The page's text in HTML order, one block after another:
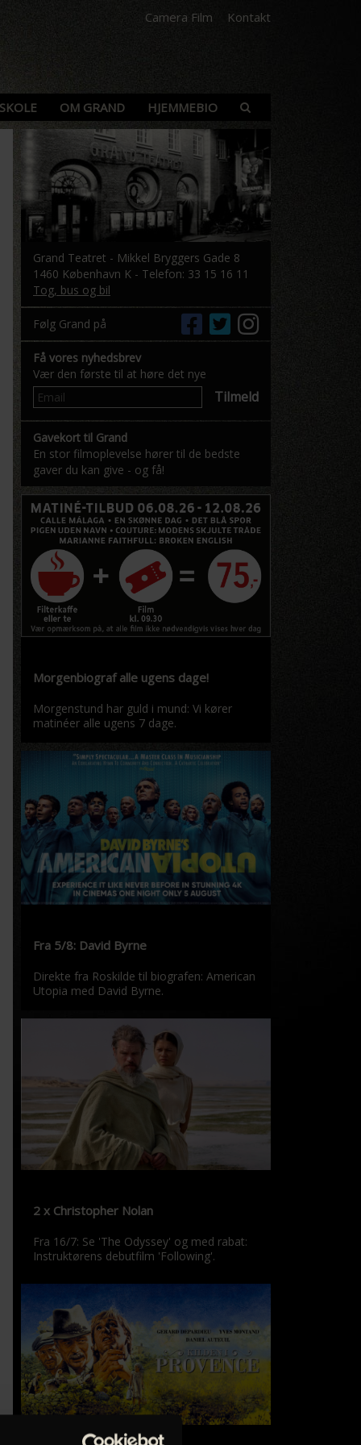
Camera Film Kontakt
SKOLE OM GRAND HJEMMEBIO
Grand Teatret - Mikkel Bryggers Gade 8
1460 København K - Telefon: 33 15 16 11
Tog, bus og bil
Følg Grand på
Få vores nyhedsbrev
Vær den første til at høre det nye
Tilmeld
Gavekort til Grand
En stor filmoplevelse hører til de bedste
gaver du kan give - og få!
Morgenbiograf alle ugens dage!
Morgenstund har guld i mund: Vi kører
matinéer alle ugens 7 dage.
Fra 5/8: David Byrne
Direkte fra Roskilde til biografen: American
Utopia med David Byrne.
2 x Christopher Nolan
Fra 16/7: Se 'The Odyssey' og med rabat:
Instruktørens debutfilm 'Following'.